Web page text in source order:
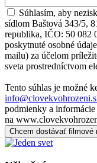
Súhlasím, aby
sídlom Baštová 343/5,
republika, IČO: 50 082
poskytnuté osobné
mailu) za účelom
sveta prostredníctvom
Tento súhlas je možné
podmienky a
na
Chcem dostávať filmové